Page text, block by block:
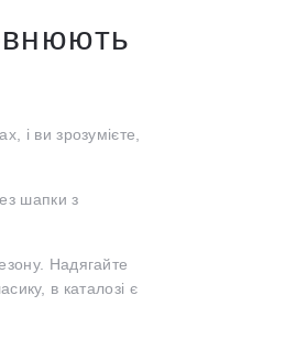
і ви зрозумієте,
шапки з
Надягайте
в каталозі є